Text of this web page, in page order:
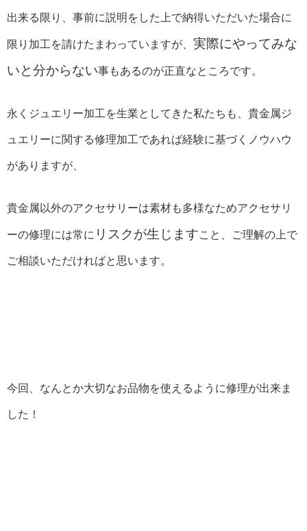
出来る限り、事前に説明をした上で納得いただいた場合に
限り加工を請けたまわっていますが、 実際にやってみな
いと分からない事もあるのが正直なところです。
永くジュエリー加工を生業としてきた私たちも、貴金属ジ
ュエリーに関する修理加工であれば経験に基づくノウハウ
がありますが、
貴金属以外のアクセサリーは素材も多様なためアクセサリ
ーの修理には常に リスクが生じますこと、ご理解の上で
ご相談いただければと思います。
今回、なんとか大切なお品物を使えるように修理が出来ま
した！